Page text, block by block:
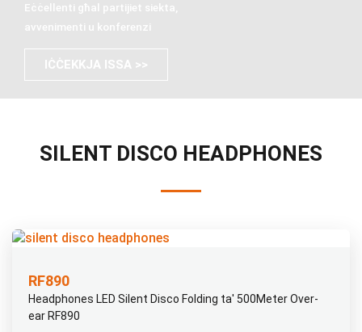
Eċċellenti għal partijiet siekta,
avvenimenti u konferenzi
IĊĊEKKJA ISSA >>
SILENT DISCO HEADPHONES
RF890
Headphones LED Silent Disco Folding ta' 500Meter Over-
ear RF890